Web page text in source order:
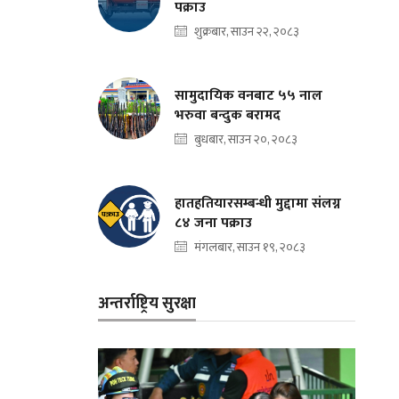
पक्राउ
शुक्रबार, साउन २२, २०८३
सामुदायिक वनबाट ५५ नाल
भरुवा बन्दुक बरामद
बुधबार, साउन २०, २०८३
हातहतियारसम्बन्धी मुद्दामा संलग्न
८४ जना पक्राउ
मंगलबार, साउन १९, २०८३
अन्तर्राष्ट्रिय सुरक्षा